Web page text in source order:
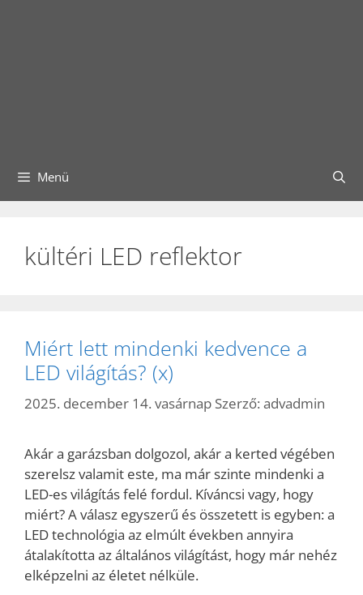
Menü
kültéri LED reflektor
Miért lett mindenki kedvence a
LED világítás? (x)
2025. december 14. vasárnap Szerző: advadmin
Akár a garázsban dolgozol, akár a kerted végében
szerelsz valamit este, ma már szinte mindenki a
LED-es világítás felé fordul. Kíváncsi vagy, hogy
miért? A válasz egyszerű és összetett is egyben: a
LED technológia az elmúlt években annyira
átalakította az általános világítást, hogy már nehéz
elképzelni az életet nélküle.